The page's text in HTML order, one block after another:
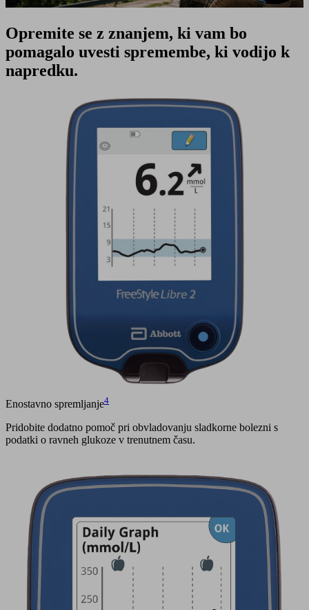
Opremite se z znanjem, ki vam bo
pomagalo uvesti spremembe, ki vodijo k
napredku.
Enostavno spremljanje4
Pridobite dodatno pomoč pri obvladovanju sladkorne bolezni s
podatki o ravneh glukoze v trenutnem času.